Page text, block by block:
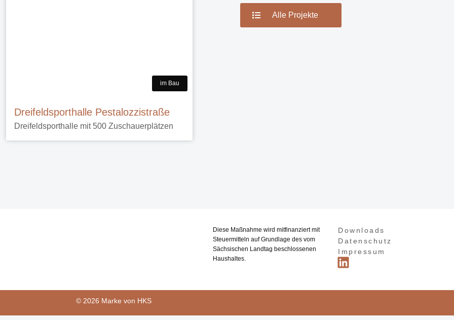
im Bau
Dreifeldsporthalle Pestalozzistraße
Dreifeldsporthalle mit 500 Zuschauerplätzen
Alle Projekte
Diese Maßnahme wird mitfinanziert mit
Steuermitteln auf Grundlage des vom
Sächsischen Landtag beschlossenen
Haushaltes.
Downloads
Datenschutz
Impressum
© 2026 Marke von HKS